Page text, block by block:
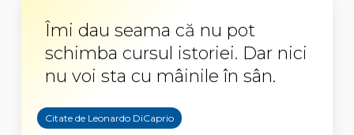
Îmi dau seama că nu pot
schimba cursul istoriei. Dar nici
nu voi sta cu mâinile în sân.
Citate de Leonardo DiCaprio